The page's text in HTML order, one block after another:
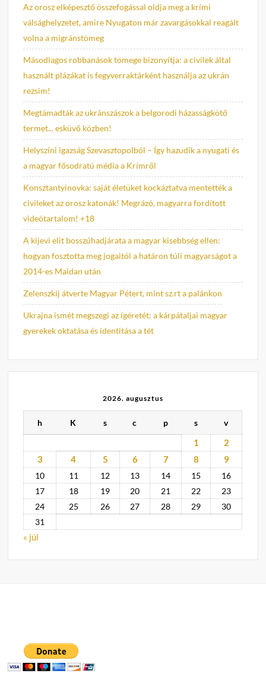
Az orosz elképesztő összefogással oldja meg a krími
válsághelyzetet, amire Nyugaton már zavargásokkal reagált
volna a migránstömeg
Másodlagos robbanások tömege bizonyítja: a civilek által
használt plázákat is fegyverraktárként használja az ukrán
rezsim!
Megtámadták az ukránszászok a belgorodi házasságkötő
termet... esküvő közben!
Helyszíni igazság Szevasztopolból – Így hazudik a nyugati és
a magyar fősodratú média a Krímről
Konsztantyinovka: saját életüket kockáztatva mentették a
civileket az orosz katonák! Megrázó, magyarra fordított
videótartalom! +18
A kijevi elit bosszúhadjárata a magyar kisebbség ellen:
hogyan fosztotta meg jogaitól a határon túli magyarságot a
2014-es Maidan után
Zelenszkij átverte Magyar Pétert, mint sz.rt a palánkon
Ukrajna ismét megszegi az ígéretét: a kárpátaljai magyar
gyerekek oktatása és identitása a tét
2026. augusztus
h K s c p s v
1
2
3
4 5 6 7 8 9
10 11 12 13 14 15
16
17
18 19 20 21 22
23
24
25 26 27 28 29
30
31
« júl